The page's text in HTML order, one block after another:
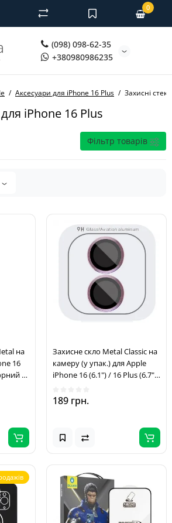
(098) 098-62-35
+380980986235
0
Аксесуари для iPhone 16 Plus Захисні
iPhone 16 Plus
Фільтр товарів
на
16
/
Захисне скло Metal Classic на
камеру (у упак.) для Apple
iPhone 16 (6.1") / 16 Plus (6.7")
189 грн.